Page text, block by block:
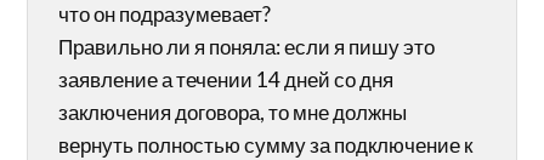
что он подразумевает?
Правильно ли я поняла: если я пишу это
заявление а течении 14 дней со дня
заключения договора, то мне должны
вернуть полностью сумму за подключение к